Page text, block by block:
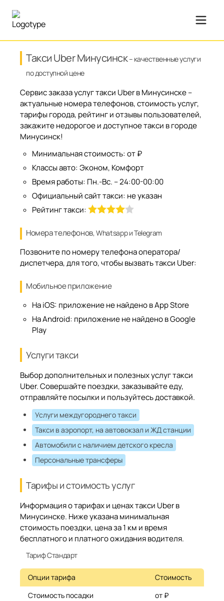
Такси Uber Минусинск– качественные услуги
по доступной цене
Сервис заказа услуг такси Uber в Минусинске –
актуальные номера телефонов, стоимость услуг,
тарифы города, рейтинг и отзывы пользователей,
закажите недорогое и доступное такси в городе
Минусинск!
Минимальная стоимость: от ₽
Классы авто: Эконом, Комфорт
Время работы: Пн.-Вс. – 24:00-00:00
Официальный сайт такси: не указан
Рейтинг такси:
Номера телефонов, Whatsapp и Telegram
Позвоните по номеру телефона оператора/
диспетчера, для того, чтобы вызвать такси Uber:
Мобильное приложение
На iOS: приложение не найдено в App Store
На Android: приложение не найдено в Google
Play
Услуги такси
Выбор дополнительных и полезных услуг такси
Uber. Совершайте поездки, заказывайте еду,
отправляйте посылки и пользуйтесь доставкой.
Услуги междугороднего такси
Такси в аэропорт, на автовокзал и ЖД станции
Автомобили с наличием детского кресла
Персональные трансферы
Тарифы и стоимость услуг
Информация о тарифах и ценах такси Uber в
Минусинске. Ниже указана минимальная
стоимость поездки, цена за 1 км и время
бесплатного и платного ожидания водителя.
Тариф Стандарт
Опции тарифа
Стоимость
Стоимость посадки
от ₽